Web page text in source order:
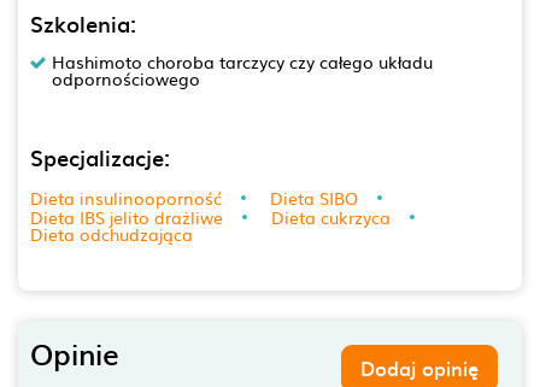
Szkolenia:
Hashimoto choroba tarczycy czy całego układu
odpornościowego
Specjalizacje:
Dieta insulinooporność
Dieta SIBO
Dieta IBS jelito drażliwe
Dieta cukrzyca
Dieta odchudzająca
Opinie Dodaj opinię